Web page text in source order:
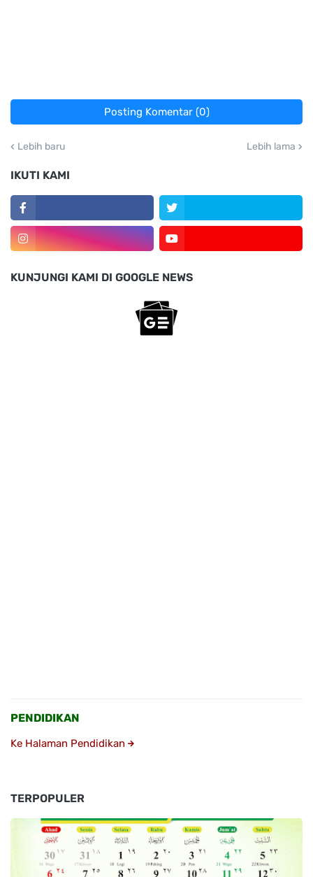
Posting Komentar (0)
Lebih baru Lebih lama
IKUTI KAMI
KUNJUNGI KAMI DI GOOGLE NEWS
PENDIDIKAN
Ke Halaman Pendidikan
TERPOPULER